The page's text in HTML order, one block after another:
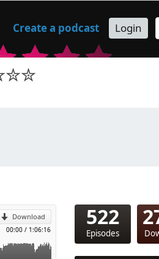
Create a podcast Login
Download
00:00 / 1:06:16
de
offrait à nos
2 cd’s, le
» pour la
522
Episodes